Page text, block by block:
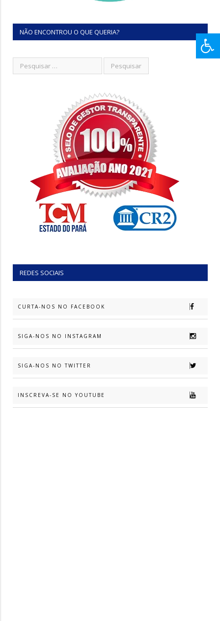
NÃO ENCONTROU O QUE QUERIA?
REDES SOCIAIS
CURTA-NOS NO FACEBOOK
SIGA-NOS NO INSTAGRAM
SIGA-NOS NO TWITTER
INSCREVA-SE NO YOUTUBE